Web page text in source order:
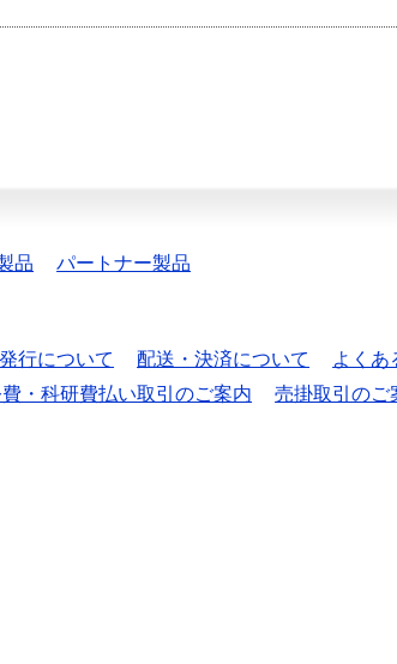
品 パートナー製品
行について 配送・決済について
よくあ
・科研費払い取引のご案内 売掛取引のご